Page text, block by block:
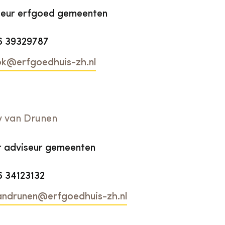
erfgoed gemeenten
39329787
zh.nl
van Drunen
adviseur gemeenten
34123132
zh.nl